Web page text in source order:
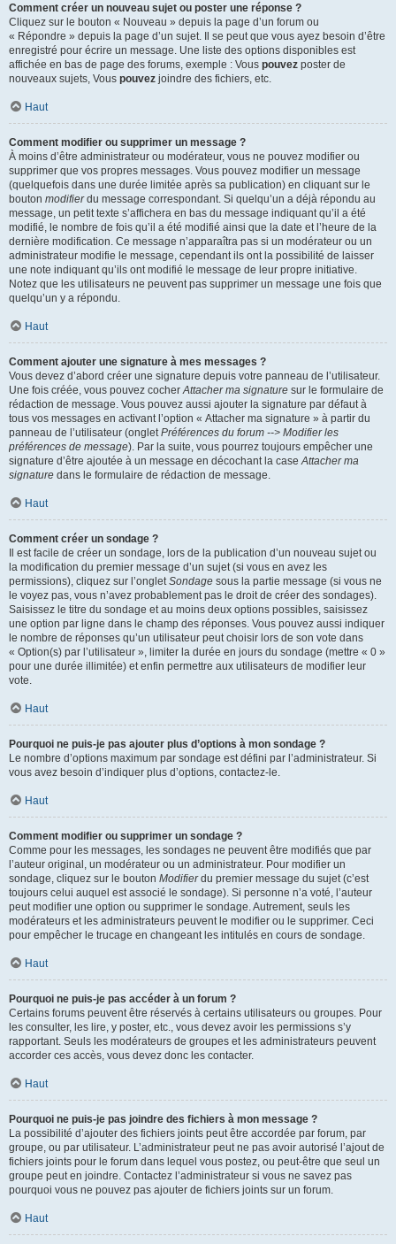
Comment créer un nouveau sujet ou poster une réponse ?
Cliquez sur le bouton « Nouveau » depuis la page d’un forum ou
« Répondre » depuis la page d’un sujet. Il se peut que vous ayez besoin d’être
enregistré pour écrire un message. Une liste des options disponibles est
affichée en bas de page des forums, exemple : Vous pouvez poster de
nouveaux sujets, Vous pouvez joindre des fichiers, etc.
Haut
Comment modifier ou supprimer un message ?
À moins d’être administrateur ou modérateur, vous ne pouvez modifier ou
supprimer que vos propres messages. Vous pouvez modifier un message
(quelquefois dans une durée limitée après sa publication) en cliquant sur le
bouton modifierdu message correspondant. Si quelqu’un a déjà répondu au
message, un petit texte s’affichera en bas du message indiquant qu’il a été
modifié, le nombre de fois qu’il a été modifié ainsi que la date et l’heure de la
dernière modification. Ce message n’apparaîtra pas si un modérateur ou un
administrateur modifie le message, cependant ils ont la possibilité de laisser
une note indiquant qu’ils ont modifié le message de leur propre initiative.
Notez que les utilisateurs ne peuvent pas supprimer un message une fois que
quelqu’un y a répondu.
Haut
Comment ajouter une signature à mes messages ?
Vous devez d’abord créer une signature depuis votre panneau de l’utilisateur.
Une fois créée, vous pouvez cocherAttacher ma signature sur le formulaire de
rédaction de message. Vous pouvez aussi ajouter la signature par défaut à
tous vos messages en activant l’option « Attacher ma signature » à partir du
panneau de l’utilisateur (ongletPréférences du forum --> Modifier les
préférences de message). Par la suite, vous pourrez toujours empêcher une
signature d’être ajoutée à un message en décochant la caseAttacher ma
signature dans le formulaire de rédaction de message.
Haut
Comment créer un sondage ?
Il est facile de créer un sondage, lors de la publication d’un nouveau sujet ou
la modification du premier message d’un sujet (si vous en avez les
permissions), cliquez sur l’ongletSondage sous la partie message (si vous ne
le voyez pas, vous n’avez probablement pas le droit de créer des sondages).
Saisissez le titre du sondage et au moins deux options possibles, saisissez
une option par ligne dans le champ des réponses. Vous pouvez aussi indiquer
le nombre de réponses qu’un utilisateur peut choisir lors de son vote dans
« Option(s) par l’utilisateur », limiter la durée en jours du sondage (mettre « 0 »
pour une durée illimitée) et enfin permettre aux utilisateurs de modifier leur
vote.
Haut
Pourquoi ne puis-je pas ajouter plus d’options à mon sondage ?
Le nombre d’options maximum par sondage est défini par l’administrateur. Si
vous avez besoin d’indiquer plus d’options, contactez-le.
Haut
Comment modifier ou supprimer un sondage ?
Comme pour les messages, les sondages ne peuvent être modifiés que par
l’auteur original, un modérateur ou un administrateur. Pour modifier un
sondage, cliquez sur le bouton Modifierdu premier message du sujet (c’est
toujours celui auquel est associé le sondage). Si personne n’a voté, l’auteur
peut modifier une option ou supprimer le sondage. Autrement, seuls les
modérateurs et les administrateurs peuvent le modifier ou le supprimer. Ceci
pour empêcher le trucage en changeant les intitulés en cours de sondage.
Haut
Pourquoi ne puis-je pas accéder à un forum ?
Certains forums peuvent être réservés à certains utilisateurs ou groupes. Pour
les consulter, les lire, y poster, etc., vous devez avoir les permissions s’y
rapportant. Seuls les modérateurs de groupes et les administrateurs peuvent
accorder ces accès, vous devez donc les contacter.
Haut
Pourquoi ne puis-je pas joindre des fichiers à mon message ?
La possibilité d’ajouter des fichiers joints peut être accordée par forum, par
groupe, ou par utilisateur. L’administrateur peut ne pas avoir autorisé l’ajout de
fichiers joints pour le forum dans lequel vous postez, ou peut-être que seul un
groupe peut en joindre. Contactez l’administrateur si vous ne savez pas
pourquoi vous ne pouvez pas ajouter de fichiers joints sur un forum.
Haut